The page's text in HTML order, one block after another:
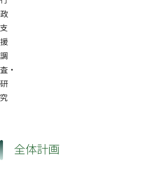
政
支
援
調
査・
研
究
全体計画